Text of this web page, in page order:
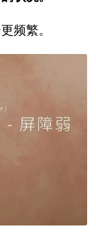
频繁。